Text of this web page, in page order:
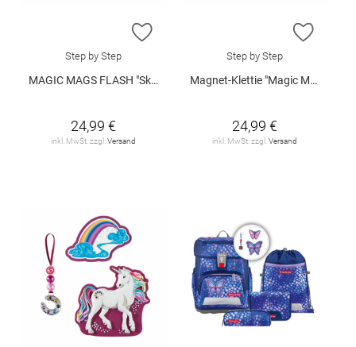
ZUR WUNSCHLISTE HINZUFÜGEN
Step by Step
MAGIC MAGS FLASH "Sky Rocket Ilay"
24,99 €
inkl. MwSt. zzgl. Versand
ZUR
Step by Step
Magnet-Klettie "Magic Mags Flash - Fire Engine Buzz"
24,99 €
inkl. MwSt. zzgl. Versand